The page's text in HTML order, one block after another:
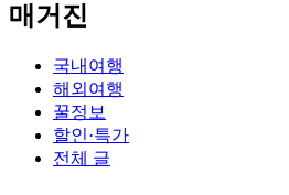
매거진
국내여행
해외여행
꿀정보
할인·특가
전체 글